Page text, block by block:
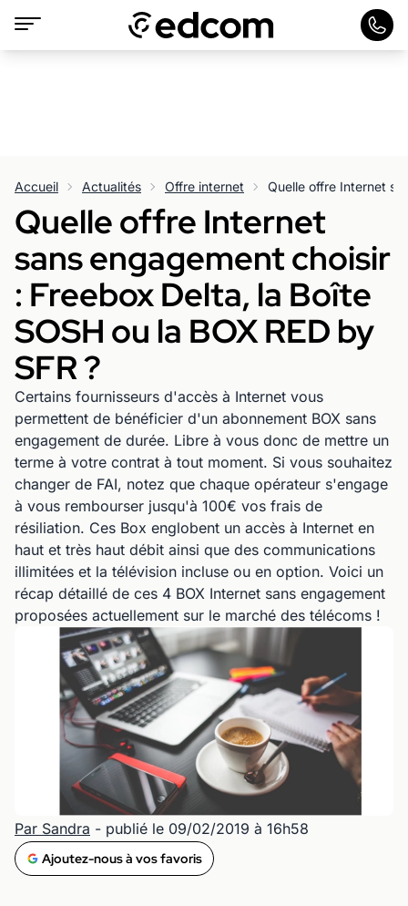
Accueil Actualités Offre internet
Quelle offre Internet
sans engagement choisir
: Freebox Delta, la Boîte
SOSH ou la BOX RED by
SFR ?
Certains fournisseurs d'accès à Internet vous
permettent de bénéficier d'un abonnement BOX sans
engagement de durée. Libre à vous donc de mettre un
terme à votre contrat à tout moment. Si vous souhaitez
changer de FAI, notez que chaque opérateur s'engage
à vous rembourser jusqu'à 100€ vos frais de
résiliation. Ces Box englobent un accès à Internet en
haut et très haut débit ainsi que des communications
illimitées et la télévision incluse ou en option. Voici un
récap détaillé de ces 4 BOX Internet sans engagement
proposées actuellement sur le marché des télécoms !
Par Sandra - publié le 09/02/2019 à 16h58
Ajoutez-nous à vos favoris